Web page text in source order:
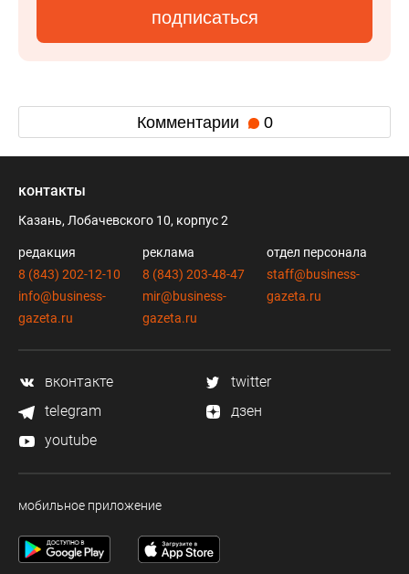
подписаться
Комментарии 0
контакты
Казань, Лобачевского 10, корпус 2
редакция
8 (843) 202-12-10
info@business-
gazeta.ru
реклама
8 (843) 203-48-47
mir@business-
gazeta.ru
отдел персонала
staff@business-
gazeta.ru
вконтакте
twitter
telegram
дзен
youtube
мобильное приложение